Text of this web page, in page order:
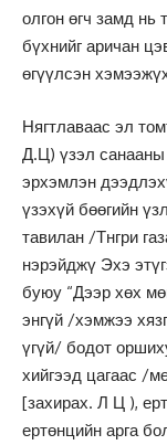
олгон өгч замд
бүхнийг аричан
өгүүлсэн
Нягтлаваас эл
Д.Ц) үзэл
эрхэмлэн
үзэхүй бөөгийн
тавилан /Тнгри
нэрэйджү Эхэ
буюу “Дээр хөх
энгүй /хэмжээ
үгүй/ бодот
хийгээд цагаас /
[захирах. Л Ц ),
ертөнцийн арга